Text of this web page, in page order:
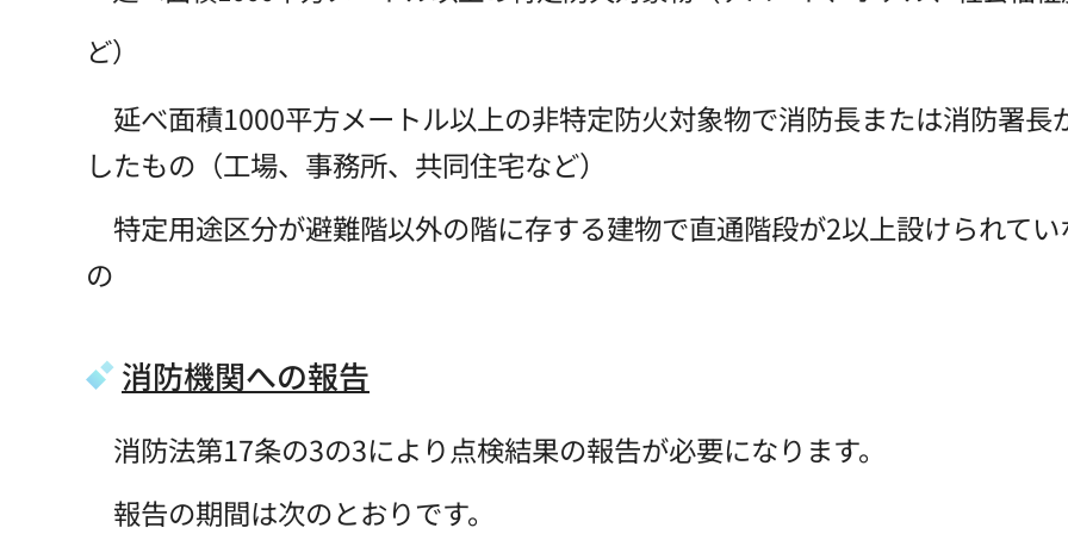
ど）
延べ面積1000平方メートル以上の非特定防火対象物で消防長または消防署長
したもの（工場、事務所、共同住宅など）
特定用途区分が避難階以外の階に存する建物で直通階段が2以上設けられてい
の
消防機関への報告
消防法第17条の3の3により点検結果の報告が必要になります。
報告の期間は次のとおりです。